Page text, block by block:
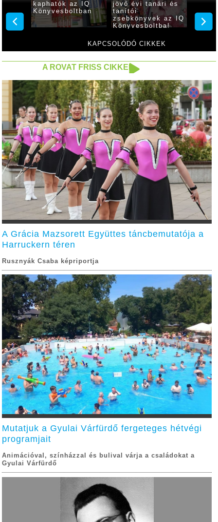
KAPCSOLÓDÓ CIKKEK
kaphatók az IQ
Könyvesboltban
jövő évi tanári és
tanítói
zsebkönyvek az IQ
Könyvesboltba!
A ROVAT FRISS CIKKEI
A Grácia Mazsorett Együttes táncbemutatója a
Harruckern téren
Rusznyák Csaba képriportja
Mutatjuk a Gyulai Várfürdő fergeteges hétvégi
programjait
Animációval, színházzal és bulival várja a családokat a
Gyulai Várfürdő